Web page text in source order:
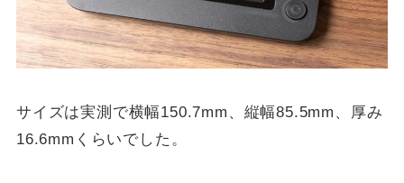
サイズは実測で横幅150.7mm、縦幅85.5mm、厚み
16.6mmくらいでした。